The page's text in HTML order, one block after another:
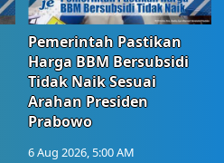
Pemerintah Pastikan
Harga BBM Bersubsidi
Tidak Naik Sesuai
Arahan Presiden
Prabowo
6 Aug 2026, 5:00 AM